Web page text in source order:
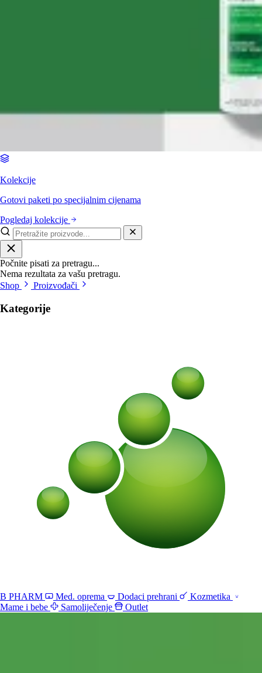
Kolekcije
Gotovi paketi po specijalnim cijenama
Pogledaj kolekcije
Počnite pisati za pretragu...
Nema rezultata za vašu pretragu.
Shop
Proizvođači
Kategorije
B PHARM Med. oprema Dodaci prehrani
Kozmetika
Mame i bebe
Samoliječenje Outlet